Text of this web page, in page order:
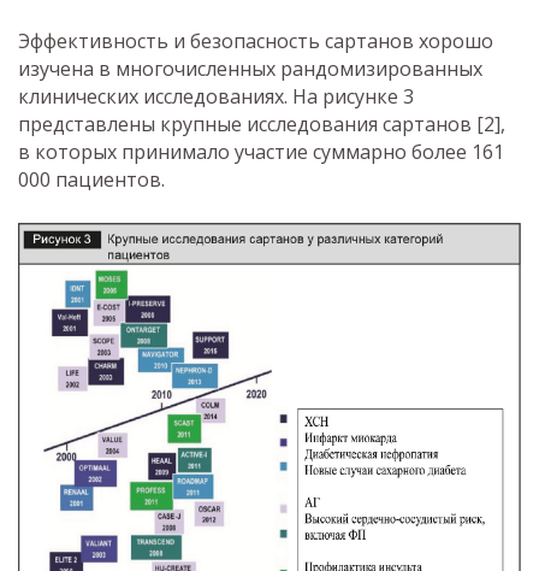
Эффективность и безопасность сартанов хорошо
изучена в многочисленных рандомизированных
клинических исследованиях. На рисунке 3
представлены крупные исследования сартанов [2],
в которых принимало участие суммарно более 161
000 пациентов.